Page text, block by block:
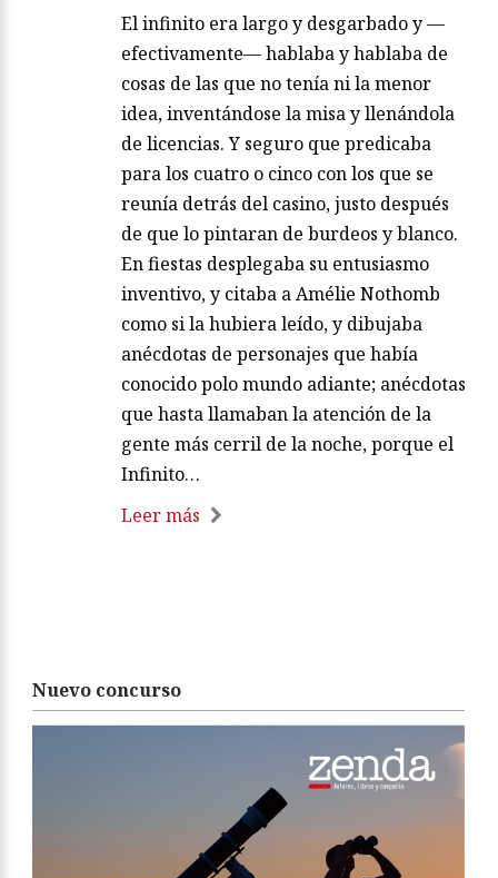
El infinito era largo y desgarbado y —
efectivamente— hablaba y hablaba de
cosas de las que no tenía ni la menor
idea, inventándose la misa y llenándola
de licencias. Y seguro que predicaba
para los cuatro o cinco con los que se
reunía detrás del casino, justo después
de que lo pintaran de burdeos y blanco.
En fiestas desplegaba su entusiasmo
inventivo, y citaba a Amélie Nothomb
como si la hubiera leído, y dibujaba
anécdotas de personajes que había
conocido polo mundo adiante; anécdotas
que hasta llamaban la atención de la
gente más cerril de la noche, porque el
Infinito…
Leer más
Nuevo concurso